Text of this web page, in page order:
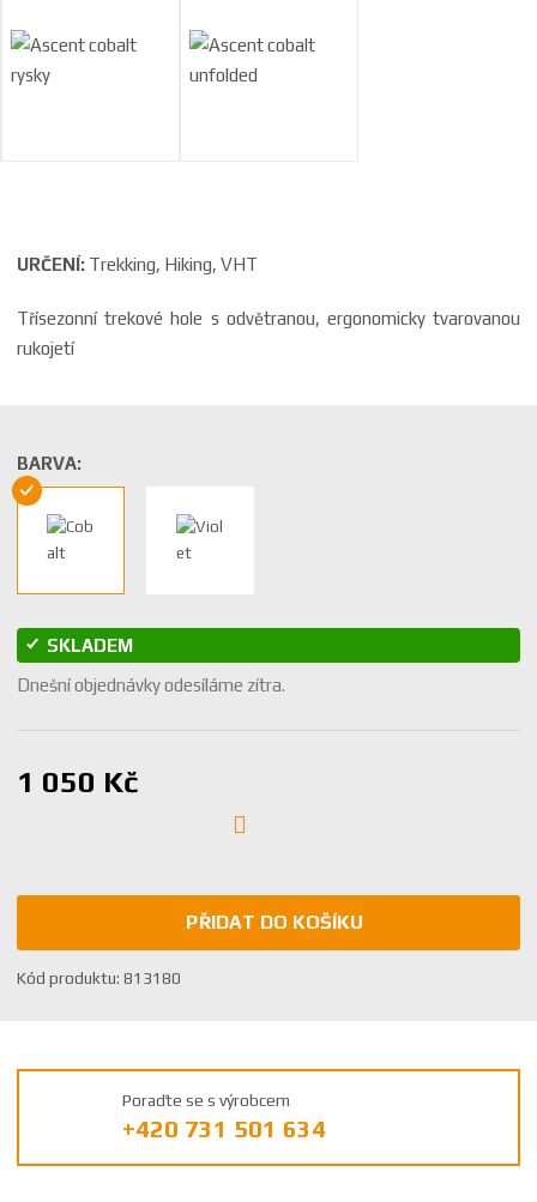
URČENÍ: Trekking, Hiking, VHT
Třísezonní trekové hole s odvětranou, ergonomicky tvarovanou
rukojetí
BARVA:
SKLADEM
Dnešní objednávky odesíláme zítra.
1 050 Kč
PŘIDAT DO KOŠÍKU
Kód produktu:813180
r
o
Poraďte se s výrobcem
+420 731 501 634